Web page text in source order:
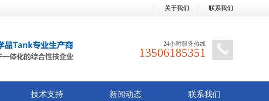
关于我们 联系我们
24小时服务热线
13506185351
技术支持 新闻动态 联系我们